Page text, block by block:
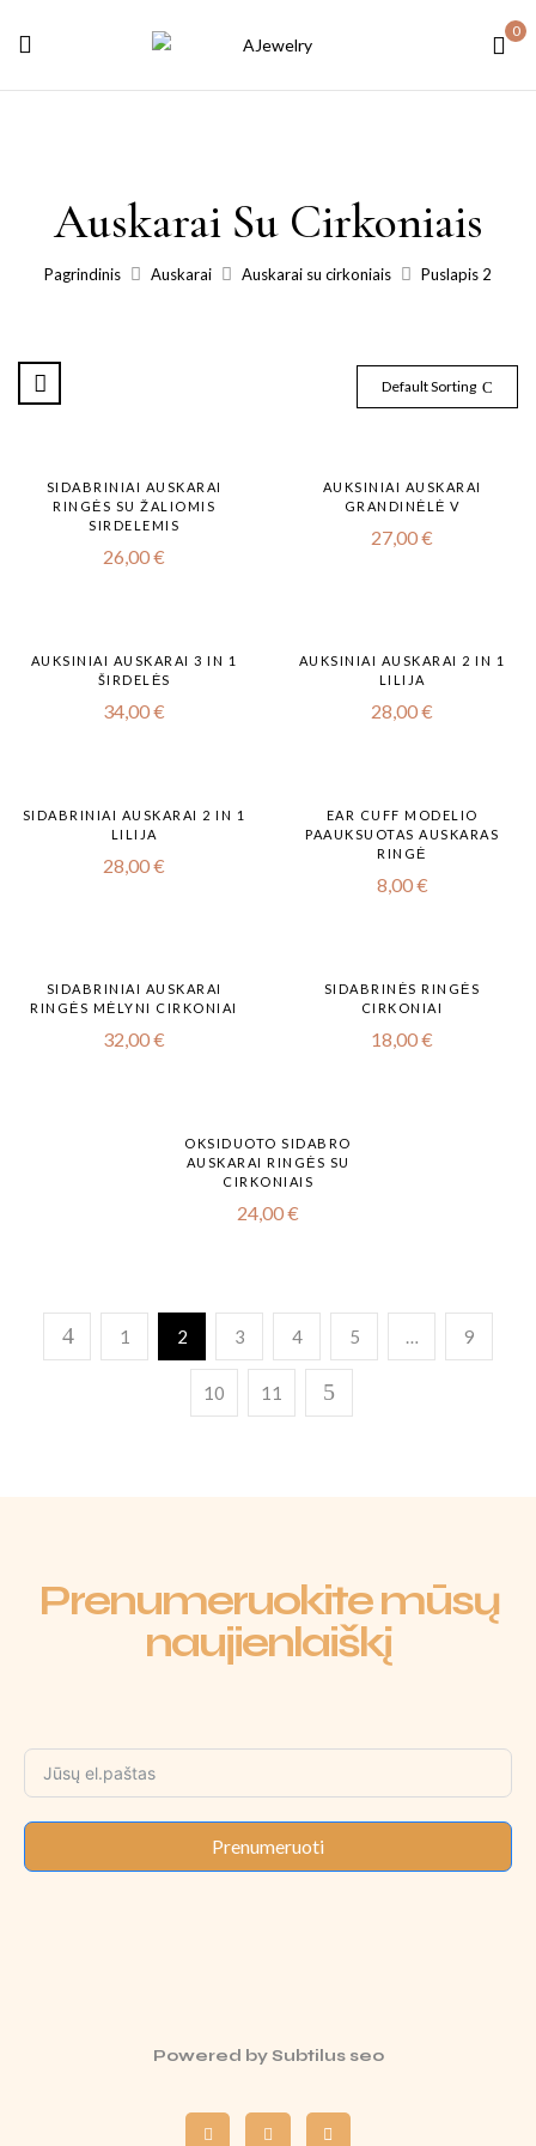
0
Auskarai Su Cirkoniais
Pagrindinis Auskarai Auskarai su cirkoniais Puslapis 2
Default Sorting
SIDABRINIAI AUSKARAI
RINGĖS SU ŽALIOMIS
SIRDELEMIS
26,00€
AUKSINIAI AUSKARAI
GRANDINĖLĖ V
27,00€
AUKSINIAI AUSKARAI 3 IN 1
ŠIRDELĖS
34,00€
AUKSINIAI AUSKARAI 2 IN 1
LILIJA
28,00€
SIDABRINIAI AUSKARAI 2 IN 1
LILIJA
28,00€
EAR CUFF MODELIO
PAAUKSUOTAS AUSKARAS
RINGĖ
8,00€
SIDABRINIAI AUSKARAI
RINGĖS MĖLYNI CIRKONIAI
32,00€
SIDABRINĖS RINGĖS
CIRKONIAI
18,00€
OKSIDUOTO SIDABRO
AUSKARAI RINGĖS SU
CIRKONIAIS
24,00€
1 2 3 4 5 … 9
10 11
Prenumeruokite mūsų
naujienlaiškį
Prenumeruoti
Powered bySubtilus seo